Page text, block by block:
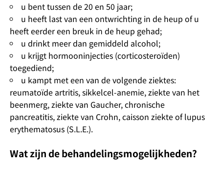
u bent tussen de 20 en 50 jaar;
u heeft last van een ontwrichting in de heup of u
heeft eerder een breuk in de heup gehad;
u drinkt meer dan gemiddeld alcohol;
u krijgt hormooninjecties (corticosteroïden)
toegediend;
u kampt met een van de volgende ziektes:
reumatoïde artritis, sikkelcel-anemie, ziekte van het
beenmerg, ziekte van Gaucher, chronische
pancreatitis, ziekte van Crohn, caisson ziekte of lupus
erythematosus (S.L.E.).
Wat zijn de behandelingsmogelijkheden?